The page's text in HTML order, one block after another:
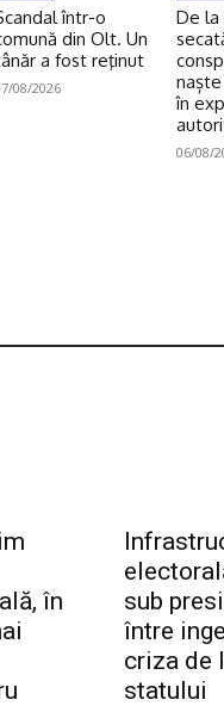
într-o
din Olt. Un
a fost reţinut
08/2026
De la
în
06/08/
în
sub
între
criza de
statului